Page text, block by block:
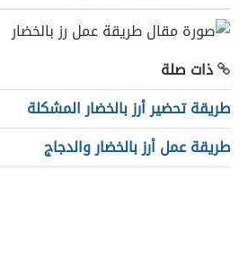
ذات صلة
طريقة تحضير أرز بالخضار المشكلة
طريقة عمل أرز بالخضار والدجاج